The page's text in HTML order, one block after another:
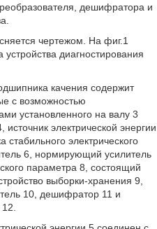
дешифратора и
чертежом. На фиг.1
устройства диагностирования
качения содержит
с возможностью
установленного на валу 3
электрической энергии
электрического
6, нормирующий усилитель
параметра 8, состоящий
выборки-хранения 9,
10, дешифратор 11 и